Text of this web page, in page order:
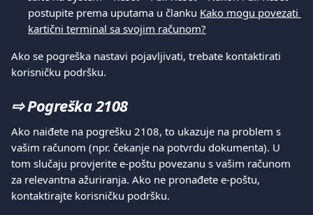
postupite prema uputama u članku Kako mogu povezati
kartični terminal sa svojim računom?
Ako se pogreška nastavi pojavljivati, trebate kontaktirati
korisničku podršku.
⇨ Pogreška 2108
Ako naiđete na pogrešku 2108, to ukazuje na problem s
vašim računom (npr. čekanje na potvrdu dokumenta). U
tom slučaju provjerite e-poštu povezanu s vašim računom
za relevantna ažuriranja. Ako ne pronađete e-poštu,
kontaktirajte korisničku podršku.